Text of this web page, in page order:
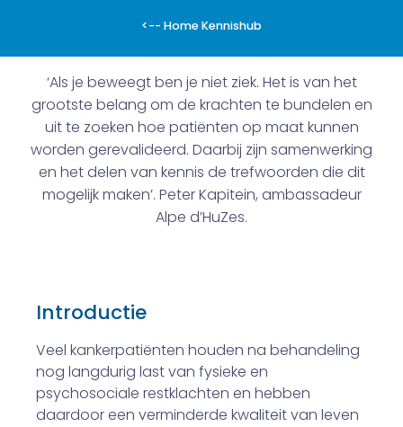
<-- Home Kennishub
‘Als je beweegt ben je niet ziek. Het is van het
grootste belang om de krachten te bundelen en
uit te zoeken hoe patiënten op maat kunnen
worden gerevalideerd. Daarbij zijn samenwerking
en het delen van kennis de trefwoorden die dit
mogelijk maken’. Peter Kapitein, ambassadeur
Alpe d’HuZes.
Introductie
Veel kankerpatiënten houden na behandeling
nog langdurig last van fysieke en
psychosociale restklachten en hebben
daardoor een verminderde kwaliteit van leven